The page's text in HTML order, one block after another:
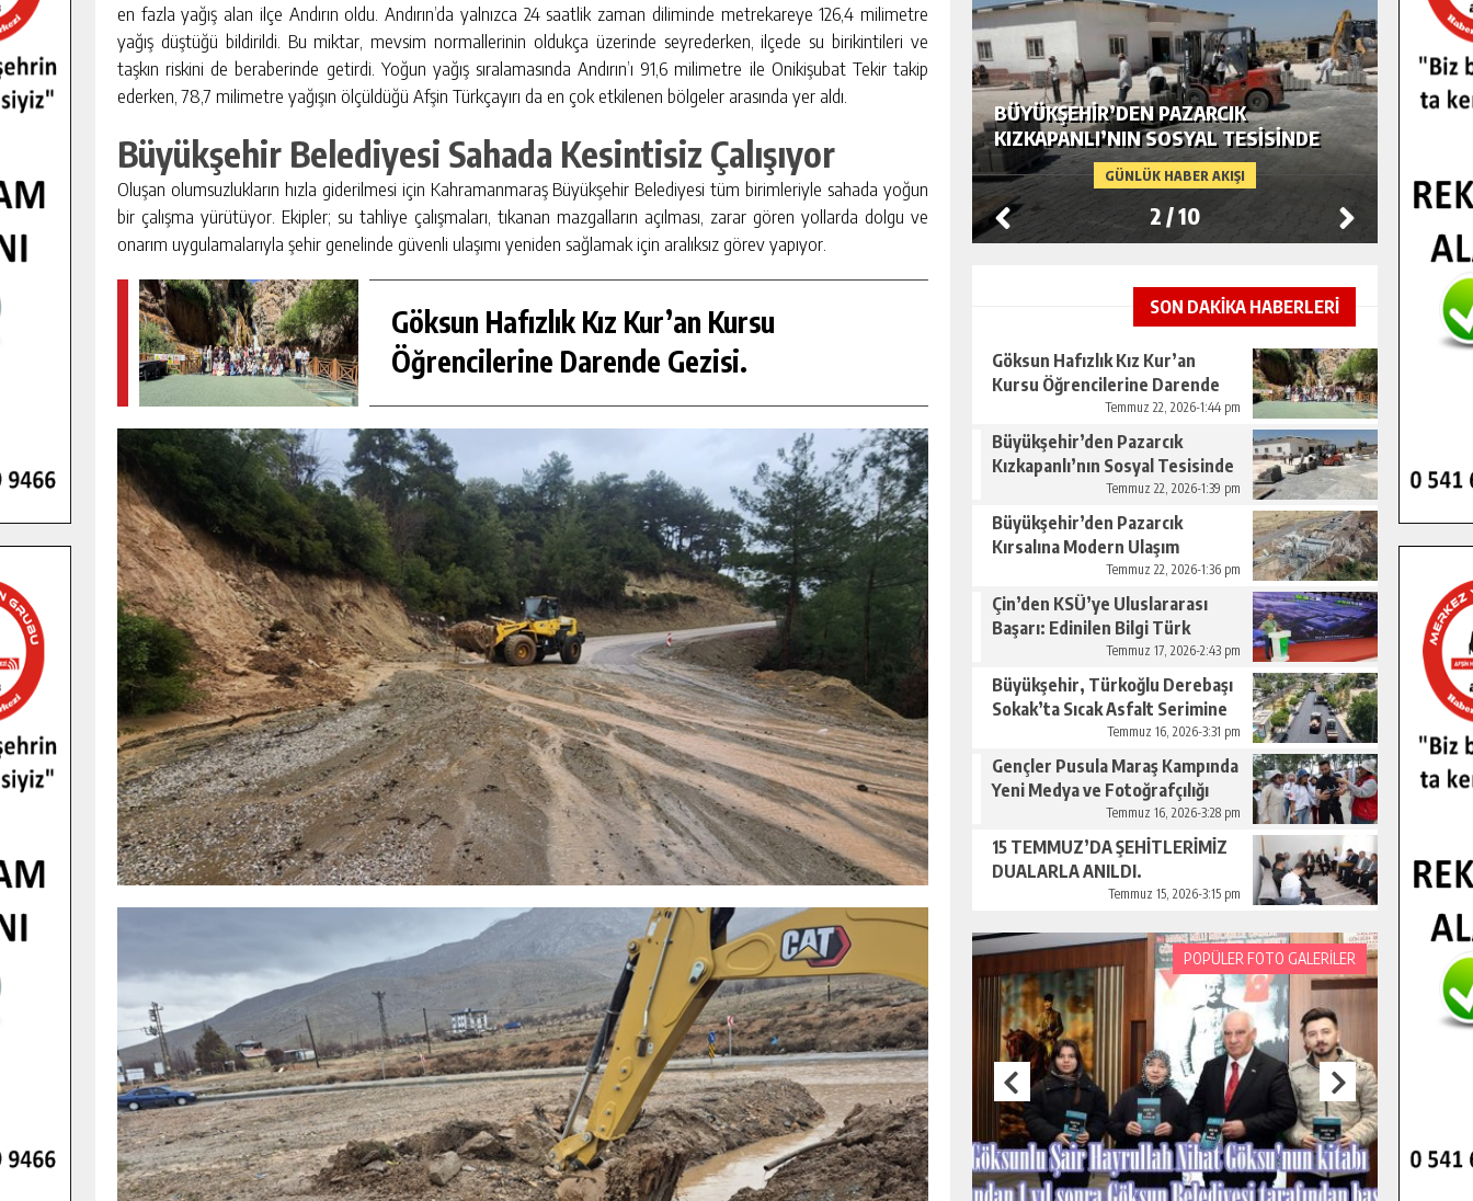
en fazla yağış alan ilçe Andırın oldu. Andırın’da yalnızca 24 saatlik zaman diliminde metrekareye 126,4 milimetre
yağış düştüğü bildirildi. Bu miktar, mevsim normallerinin oldukça üzerinde seyrederken, ilçede su birikintileri ve
taşkın riskini de beraberinde getirdi. Yoğun yağış sıralamasında Andırın’ı 91,6 milimetre ile Onikişubat Tekir takip
ederken, 78,7 milimetre yağışın ölçüldüğü Afşin Türkçayırı da en çok etkilenen bölgeler arasında yer aldı.
Büyükşehir Belediyesi Sahada Kesintisiz Çalışıyor
Oluşan olumsuzlukların hızla giderilmesi için Kahramanmaraş Büyükşehir Belediyesi tüm birimleriyle sahada yoğun
bir çalışma yürütüyor. Ekipler; su tahliye çalışmaları, tıkanan mazgalların açılması, zarar gören yollarda dolgu ve
onarım uygulamalarıyla şehir genelinde güvenli ulaşımı yeniden sağlamak için aralıksız görev yapıyor.
Göksun Hafızlık Kız Kur’an Kursu
Öğrencilerine Darende Gezisi.
GÜNLÜK HABER AKIŞI
GENÇLER PUSULA MARAŞ KAMPINDA
YENI MEDYA VE FOTOĞRAFÇILIĞI
KEŞFETTI.
GÜNLÜK HABER AKIŞI
GÖKSUN HAFIZLIK KIZ KUR’AN KURSU
ÖĞRENCILERINE DARENDE GEZISI.
GÜNLÜK HABER AKIŞI
BÜYÜKŞEHIR’DEN PAZARCIK
KIZKAPANLI’NIN SOSYAL TESISINDE
ÇEVRE DÜZENLEMESI.
2 /10
SON DAKİKA HABERLERİ
Göksun Hafızlık Kız Kur’an
Kursu Öğrencilerine Darende
Temmuz 22, 2026-1:44 pm
Büyükşehir’den Pazarcık
Kızkapanlı’nın Sosyal Tesisinde
Çevre Düzenlemesi.Temmuz 22, 2026-1:39 pm
Büyükşehir’den Pazarcık
Kırsalına Modern Ulaşım
Temmuz 22, 2026-1:36 pm
Çin’den KSÜ’ye Uluslararası
Başarı: Edinilen Bilgi Türk
Tarımına Katkı Sağlayacak.
Temmuz 17, 2026-2:43 pm
Büyükşehir, Türkoğlu Derebaşı
Sokak’ta Sıcak Asfalt Serimine
Temmuz 16, 2026-3:31 pm
Gençler Pusula Maraş Kampında
Yeni Medya ve Fotoğrafçılığı
Temmuz 16, 2026-3:28 pm
15 TEMMUZ’DA ŞEHİTLERİMİZ
DUALARLA ANILDI.
Temmuz 15, 2026-3:15 pm
POPÜLER FOTO GALERİLER